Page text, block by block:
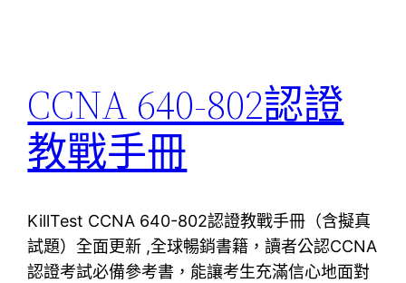
CCNA 640-802認證
教戰手冊
KillTest CCNA 640-802認證教戰手冊（含擬真
試題）全面更新 ,全球暢銷書籍，讀者公認CCNA
認證考試必備參考書，能讓考生充滿信心地面對